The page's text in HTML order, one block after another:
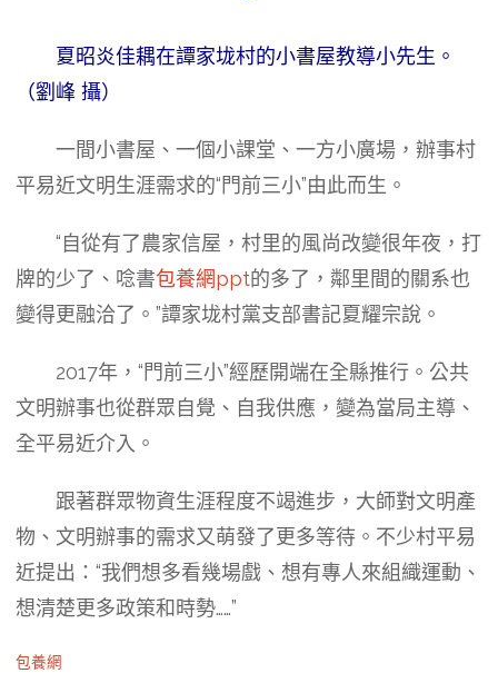
夏昭炎佳耦在譚家垅村的小書屋教導小先生。
（劉峰 攝）
一間小書屋、一個小課堂、一方小廣場，辦事村
平易近文明生涯需求的“門前三小”由此而生。
“自從有了農家信屋，村里的風尚改變很年夜，打
牌的少了、唸書包養網ppt的多了，鄰里間的關系也
變得更融洽了。”譚家垅村黨支部書記夏耀宗說。
2017年，“門前三小”經歷開端在全縣推行。公共
文明辦事也從群眾自覺、自我供應，變為當局主導、
全平易近介入。
跟著群眾物資生涯程度不竭進步，大師對文明產
物、文明辦事的需求又萌發了更多等待。不少村平易
近提出：“我們想多看幾場戲、想有專人來組織運動、
想清楚更多政策和時勢……”
包養網